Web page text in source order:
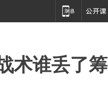
术谁丢了筹